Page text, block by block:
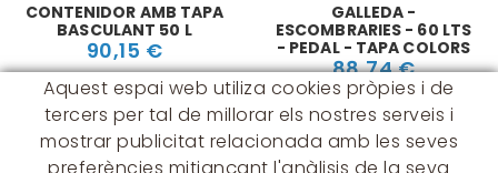
CONTENIDOR AMB TAPA
BASCULANT 50 L
90,15 €
GALLEDA -
ESCOMBRARIES - 60 LTS
- PEDAL - TAPA COLORS
88,74 €
Aquest espai web utiliza cookies pròpies i de
tercers per tal de millorar els nostres serveis i
mostrar publicitat relacionada amb les seves